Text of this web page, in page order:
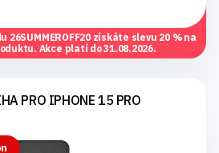
26SUMMEROFF20 získáte slevu 20 % na
Akce platí do 31.08.2026.
PRO IPHONE 15 PRO